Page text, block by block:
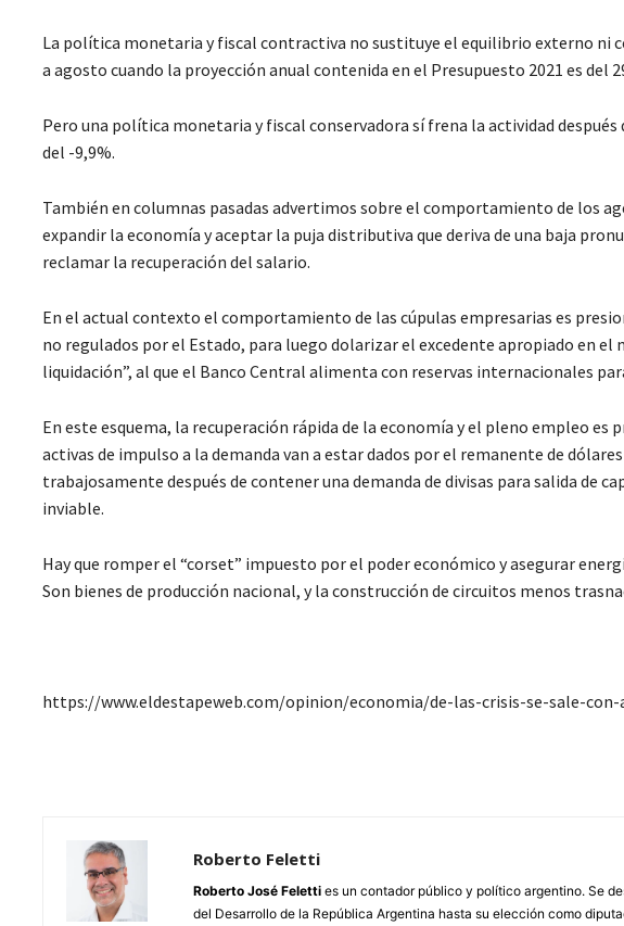
La política monetaria y fiscal contractiva no sustituye el equilibrio externo ni
a agosto cuando la proyección anual contenida en el Presupuesto 2021 es del
Pero una política monetaria y fiscal conservadora sí frena la actividad
del -9,9%.
También en columnas pasadas advertimos sobre el comportamiento de los
expandir la economía y aceptar la puja distributiva que deriva de una baja
reclamar la recuperación del salario.
En el actual contexto el comportamiento de las cúpulas empresarias es
no regulados por el Estado, para luego dolarizar el excedente apropiado en
liquidación”, al que el Banco Central alimenta con reservas internacionales
En este esquema, la recuperación rápida de la economía y el pleno empleo
activas de impulso a la demanda van a estar dados por el remanente de
trabajosamente después de contener una demanda de divisas para salida de
inviable.
Hay que romper el “corset” impuesto por el poder económico y asegurar
Son bienes de producción nacional, y la construcción de circuitos menos
https://www.eldestapeweb.com/opinion/economia/de-las-crisis-se-sale-con-
Roberto Feletti
Roberto José Feletti es un contador público y político argentino. Se
del Desarrollo de la República Argentina hasta su elección como